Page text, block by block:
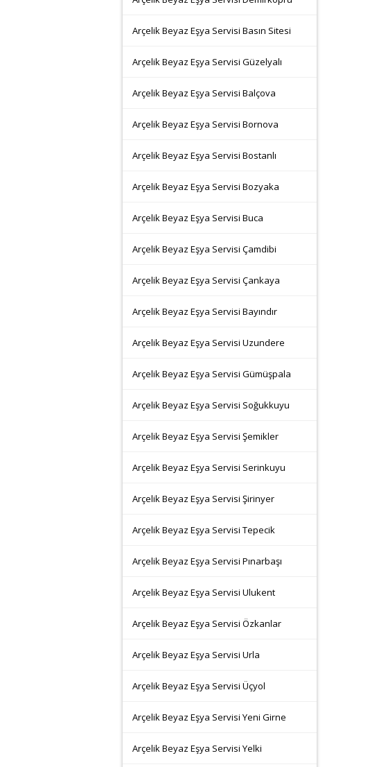
Arçelik Beyaz Eşya Servisi Basın Sitesi
Arçelik Beyaz Eşya Servisi Güzelyalı
Arçelik Beyaz Eşya Servisi Balçova
Arçelik Beyaz Eşya Servisi Bornova
Arçelik Beyaz Eşya Servisi Bostanlı
Arçelik Beyaz Eşya Servisi Bozyaka
Arçelik Beyaz Eşya Servisi Buca
Arçelik Beyaz Eşya Servisi Çamdibi
Arçelik Beyaz Eşya Servisi Çankaya
Arçelik Beyaz Eşya Servisi Bayındır
Arçelik Beyaz Eşya Servisi Uzundere
Arçelik Beyaz Eşya Servisi Gümüşpala
Arçelik Beyaz Eşya Servisi Soğukkuyu
Arçelik Beyaz Eşya Servisi Şemikler
Arçelik Beyaz Eşya Servisi Serinkuyu
Arçelik Beyaz Eşya Servisi Şirinyer
Arçelik Beyaz Eşya Servisi Tepecik
Arçelik Beyaz Eşya Servisi Pınarbaşı
Arçelik Beyaz Eşya Servisi Ulukent
Arçelik Beyaz Eşya Servisi Özkanlar
Arçelik Beyaz Eşya Servisi Urla
Arçelik Beyaz Eşya Servisi Üçyol
Arçelik Beyaz Eşya Servisi Yeni Girne
Arçelik Beyaz Eşya Servisi Yelki